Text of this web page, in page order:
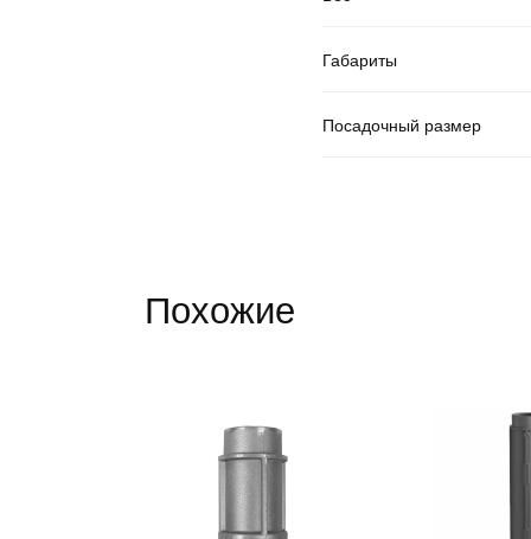
Габариты
Посадочный размер
Похожие